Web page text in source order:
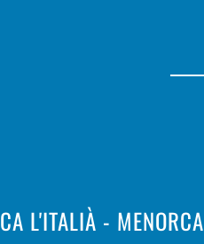
CA L'ITALIÀ - MENORCA